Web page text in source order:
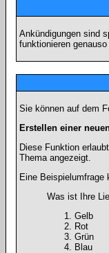
Ankündigungen sind
funktionieren
Sie können auf dem
Erstellen einer
Diese Funktion
Thema angezeigt.
Eine Beispielumfrage
Was ist Ihre
Gelb
Rot
Grün
Blau